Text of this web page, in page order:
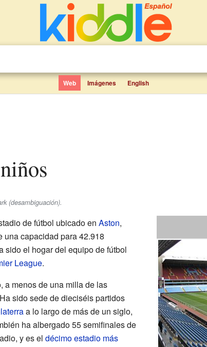
Web Imágenes English
(desambiguación).
de fútbol ubicado en Aston,
una capacidad para 42.918
sido el hogar del equipo de fútbol
League.
a menos de una milla de las
sido sede de dieciséis partidos
a lo largo de más de un siglo,
ha albergado 55 semifinales de
y es el décimo estadio más